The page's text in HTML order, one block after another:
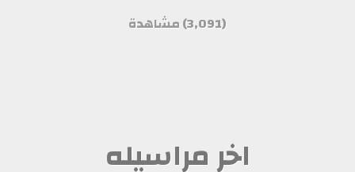
(3,091) مشاهدة
اخر مراسيله